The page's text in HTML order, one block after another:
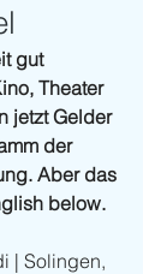
gut
Theater
jetzt Gelder
der
Aber das
below.
| Solingen,